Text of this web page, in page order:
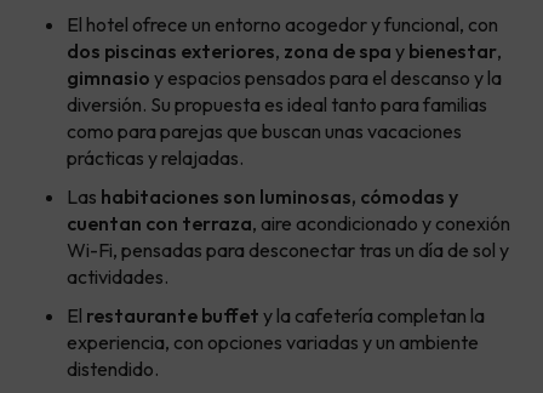
El hotel ofrece un entorno acogedor y funcional, con
dos piscinas exteriores, zona de spa y bienestar,
gimnasio y espacios pensados para el descanso y la
diversión. Su propuesta es ideal tanto para familias
como para parejas que buscan unas vacaciones
prácticas y relajadas.
Las habitaciones son luminosas, cómodas y
cuentan con terraza, aire acondicionado y conexión
Wi-Fi, pensadas para desconectar tras un día de sol y
actividades.
El restaurante buffet y la cafetería completan la
experiencia, con opciones variadas y un ambiente
distendido.